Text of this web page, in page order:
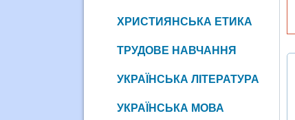
ХРИСТИЯНСЬКА ЕТИКА
ТРУДОВЕ НАВЧАННЯ
УКРАЇНСЬКА ЛІТЕРАТУРА
УКРАЇНСЬКА МОВА